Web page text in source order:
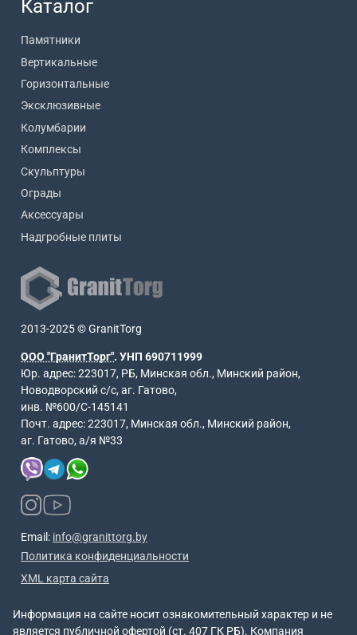
2013-2025 © GranitTorg
ООО "ГранитТорг". УНП 690711999
Юр. адрес: 223017, РБ, Минская обл., Минский район,
Новодворский с/с, аг. Гатово,
инв. №600/С-145141
Почт. адрес: 223017, Минская обл., Минский район,
аг. Гатово, а/я №33
Email: info@granittorg.by
Политика конфиденциальности
XML карта сайта
Каталог
Памятники
Вертикальные
Горизонтальные
Эксклюзивные
Колумбарии
Комплексы
Скульптуры
Ограды
Аксессуары
Надгробные плиты
Информация на сайте носит ознакомительный характер и не
является публичной офертой (ст. 407 ГК РБ). Компания